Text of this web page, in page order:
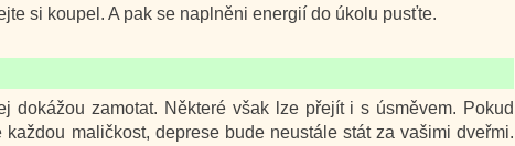
si koupel. A pak se naplněni energií do úkolu pusťte.
dokážou zamotat. Některé však lze přejít i s úsměvem. Pokud
maličkost, deprese bude neustále stát za vašimi dveřmi.